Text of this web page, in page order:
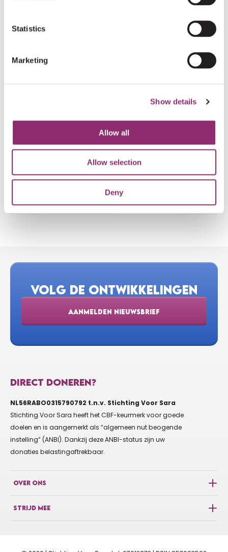
Statistics
Marketing
Show details
Allow all
Allow selection
Deny
lopers over de finish geholpen 😉 Kleine tip: de shirts vallen
wat klein, dus wij raden aan één maatje groter te dragen
SPECIFICATIES
Heren, Dames
VOLG DE ONTWIKKELINGEN
AANMELDEN NIEUWSBRIEF
DIRECT DONEREN?
NL56RABO0315790792 t.n.v. Stichting Voor Sara
Stichting Voor Sara heeft het CBF-keurmerk voor goede
doelen en is aangemerkt als “algemeen nut beogende
instelling” (ANBI). Dankzij deze ANBI-status zijn uw
donaties belastingaftrekbaar.
OVER ONS
STRIJD MEE